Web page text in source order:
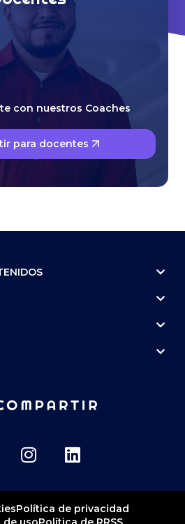
con nuestros Coaches
para docentes
Política de privacidad